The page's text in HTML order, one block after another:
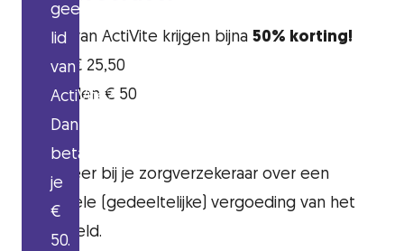
Leden van ActiVite krijgen bijna 50% korting!
Leden € 25,50
Niet-leden € 50
Tip!
Informeer bij je zorgverzekeraar over een
eventuele (gedeeltelijke) vergoeding van het
cursusgeld.
geen
lid
van
ActiVite?
Dan
betaal
je
€
50.